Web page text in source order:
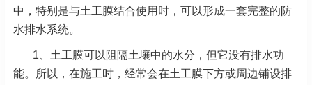
中，特别是与土工膜结合使用时，可以形成一套完整的防
水排水系统。
1、土工膜可以阻隔土壤中的水分，但它没有排水功
能。所以，在施工时，经常会在土工膜下方或周边铺设排